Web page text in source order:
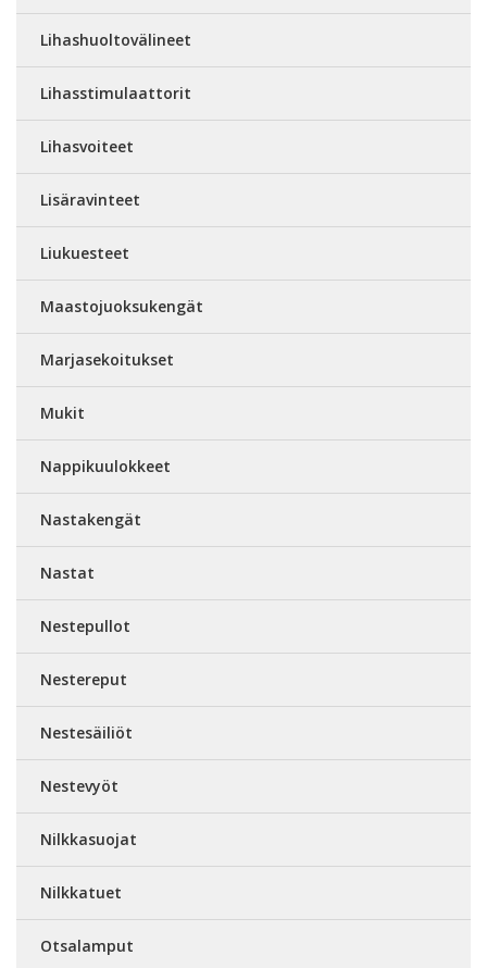
Lihashuoltovälineet
Lihasstimulaattorit
Lihasvoiteet
Lisäravinteet
Liukuesteet
Maastojuoksukengät
Marjasekoitukset
Mukit
Nappikuulokkeet
Nastakengät
Nastat
Nestepullot
Nestereput
Nestesäiliöt
Nestevyöt
Nilkkasuojat
Nilkkatuet
Otsalamput